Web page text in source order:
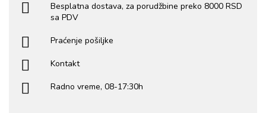
Besplatna dostava, za porudžbine preko 8000 RSD
sa PDV
Praćenje pošiljke
Kontakt
Radno vreme, 08-17:30h